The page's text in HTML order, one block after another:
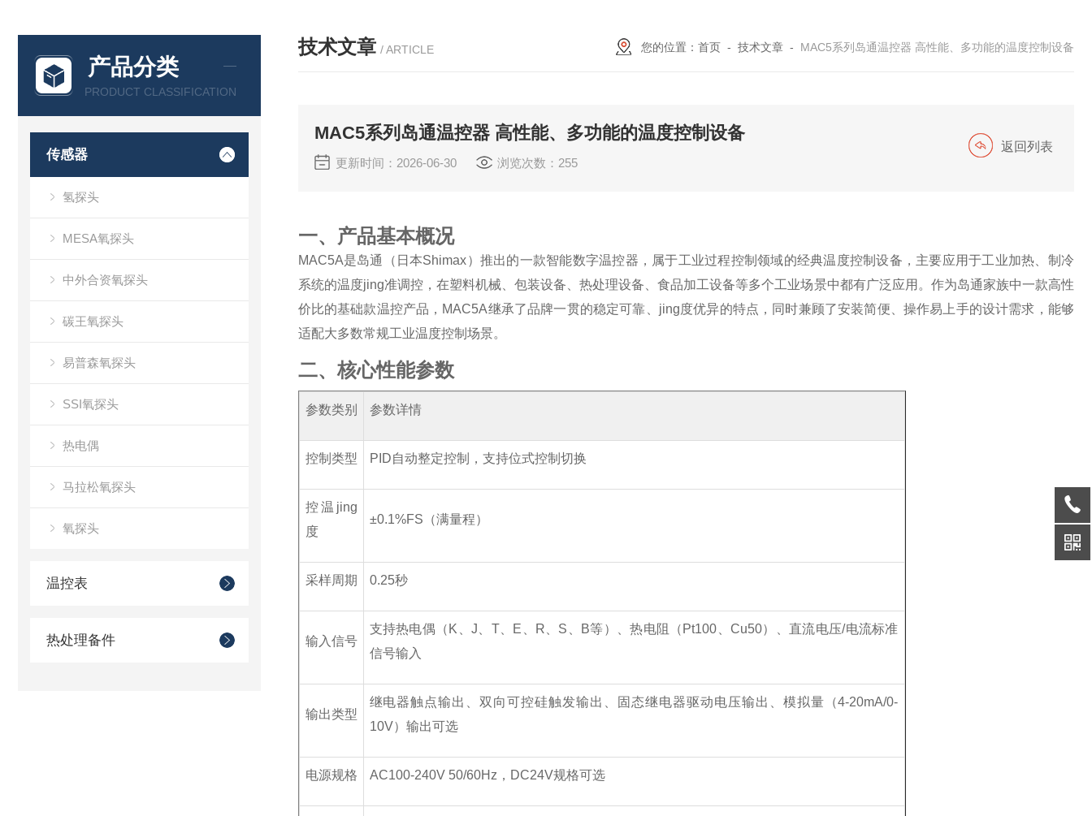
产品分类
PRODUCT CLASSIFICATION
传感器
氢探头
MESA氧探头
中外合资氧探头
碳王氧探头
易普森氧探头
SSI氧探头
热电偶
马拉松氧探头
氧探头
温控表
热处理备件
技术文章 / ARTICLE 您的位置： 首页 - 技术文章 - MAC5系列岛通温控器 高性能、多功能的温度控制设备
MAC5系列岛通温控器 高性能、多功能的温度控制设备
更新时间：2026-06-30 浏览次数：255
返回列表
一、产品基本概况
MAC5A是岛通（日本Shimax）推出的一款智能数字温控器，属于工业过程控制领域的经典温度控制设备，主要应用于工业加热、制冷
系统的温度jing准调控，在塑料机械、包装设备、热处理设备、食品加工设备等多个工业场景中都有广泛应用。作为岛通家族中一款高性
价比的基础款温控产品，MAC5A继承了品牌一贯的稳定可靠、jing度优异的特点，同时兼顾了安装简便、操作易上手的设计需求，能够
适配大多数常规工业温度控制场景。
二、核心性能参数
参数类别 参数详情
控制类型 PID自动整定控制，支持位式控制切换
控温jing
度
±0.1%FS（满量程）
采样周期 0.25秒
输入信号
支持热电偶（K、J、T、E、R、S、B等）、热电阻（Pt100、Cu50）、直流电压/电流标准
信号输入
输出类型
继电器触点输出、双向可控硅触发输出、固态继电器驱动电压输出、模拟量（4-20mA/0-
10V）输出可选
电源规格 AC100-240V 50/60Hz，DC24V规格可选